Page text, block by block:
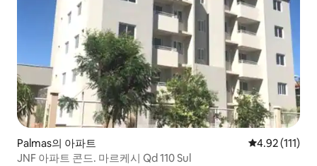
Palmas의 아파트 평점 4.92점(5
4.92 (111)
JNF 아파트 콘드. 마르케시 Qd 110 Sul